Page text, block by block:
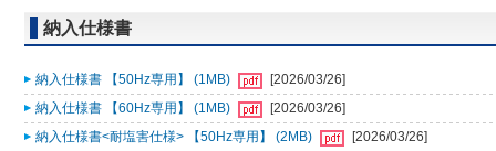
納入仕様書
納入仕様書 【50Hz専用】 (1MB)
[2026/03/26]
納入仕様書 【60Hz専用】 (1MB)
[2026/03/26]
納入仕様書<耐塩害仕様> 【50Hz専用】 (2MB)
[2026/03/26]